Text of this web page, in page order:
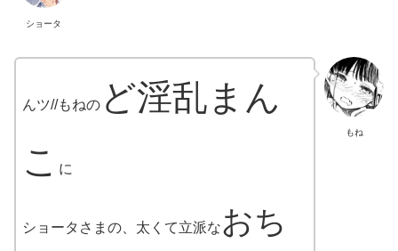
ショータ
もね
んツ//もねの ど淫乱まん
こ
に
ショータさまの、太くて立派なおち